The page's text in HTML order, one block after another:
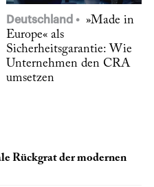
Deutschland
»Made in
Europe« als
Sicherheitsgarantie: Wie
Unternehmen den CRA
umsetzen
Rückgrat der modernen